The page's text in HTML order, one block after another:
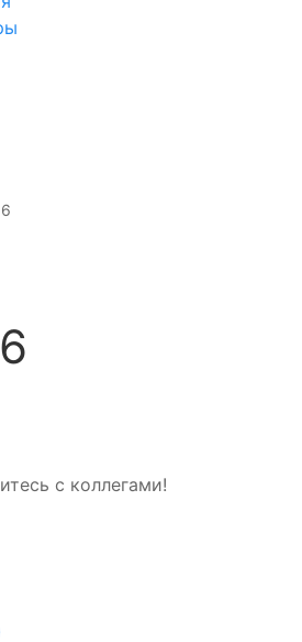
с коллегами!